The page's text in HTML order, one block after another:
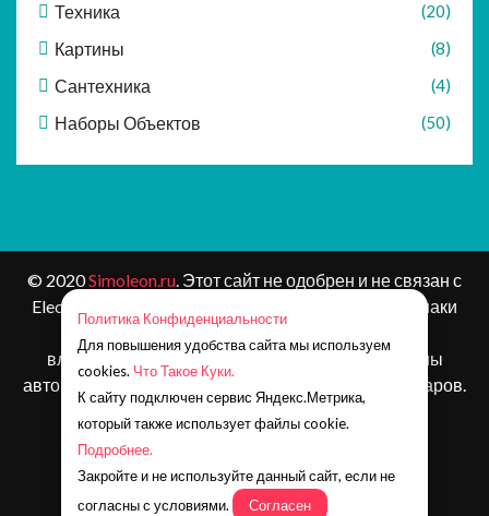
Техника (20)
Картины (8)
Сантехника (4)
Наборы Объектов (50)
© 2020Simoleon.ru. Этот сайт не одобрен и не связан с
Electronic Arts или ее лицензиарами. Товарные знаки
являются собственностью соответствующих
владельцев. Контент и материалы игр защищены
авторским правом Electronic Arts Inc. и ее лицензиаров.
Все права защищены.
Наша почта:
simoleonru@yandex.ru
Группа ВК:
https://vk.com/simoleonru
Политика Конфиденциальности
Для повышения удобства сайта мы используем
cookies. Что Такое Куки.
К сайту подключен сервис Яндекс.Метрика,
который также использует файлы cookie.
Подробнее.
Закройте и не используйте данный сайт, если не
согласны с условиями.
Согласен